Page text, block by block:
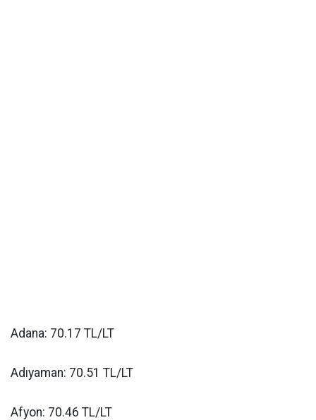
Adana: 70.17 TL/LT
Adıyaman: 70.51 TL/LT
Afyon: 70.46 TL/LT